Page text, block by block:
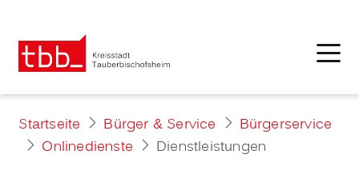
Startseite Bürger & Service
Bürgerservice
Onlinedienste
Dienstleistungen